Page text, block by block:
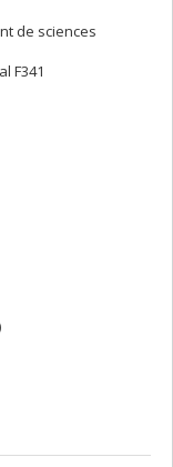
de sciences
F341